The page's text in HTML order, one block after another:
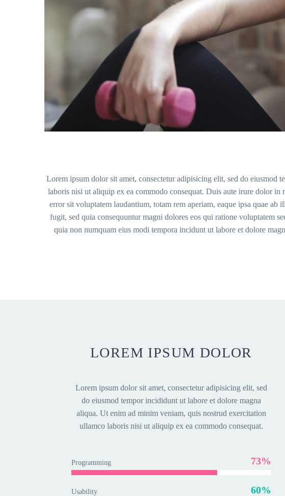
Lorem ipsum dolor sit amet, consectetur adipisicing elit, sed do
laboris nisi ut aliquip ex ea commodo consequat. Duis aute irure dolor
error sit voluptatem laudantium, totam rem aperiam, eaque ipsa quae
fugit, sed quia consequuntur magni dolores eos qui ratione voluptatem
quia non numquam eius modi tempora incidunt ut labore et dolore
LOREM IPSUM DOLOR
Lorem ipsum dolor sit amet, consectetur adipisicing elit, sed
do eiusmod tempor incididunt ut labore et dolore magna
aliqua. Ut enim ad minim veniam, quis nostrud exercitation
ullamco laboris nisi ut aliquip ex ea commodo consequat.
Programming 73%
Usability 60%